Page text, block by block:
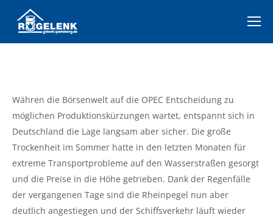
Währen die Börsenwelt auf die OPEC Entscheidung zu
möglichen Produktionskürzungen wartet, entspannt sich in
Deutschland die Lage langsam aber sicher. Die große
Trockenheit im Sommer hatte in den letzten Monaten für
extreme Transportprobleme auf den Wasserstraßen gesorgt
und die Preise in die Höhe getrieben. Dank der Regenfälle
der vergangenen Tage sind die Rheinpegel nun aber
deutlich angestiegen und der Schiffsverkehr läuft wieder